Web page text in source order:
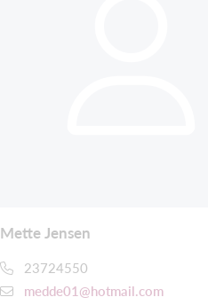
Mette Jensen
23724550
medde01@hotmail.com